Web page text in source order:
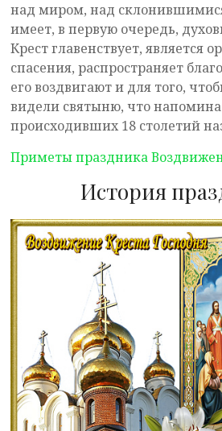
над миром, над
имеет, в первую очередь,
Крест главенствует, является
спасения, распространяет
его воздвигают и для того,
видели святыню, что
происходивших 18 столетий
Приметы праздника
История